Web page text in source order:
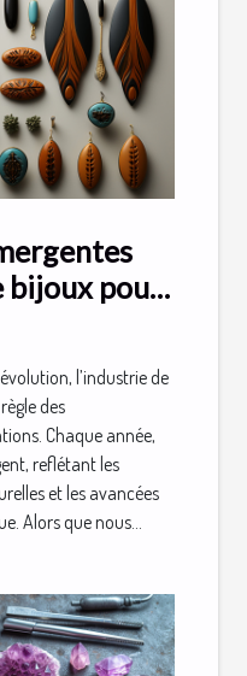
bijoux pour
l’industrie de
des
Chaque année,
reflétant les
et les avancées
Alors que nous...